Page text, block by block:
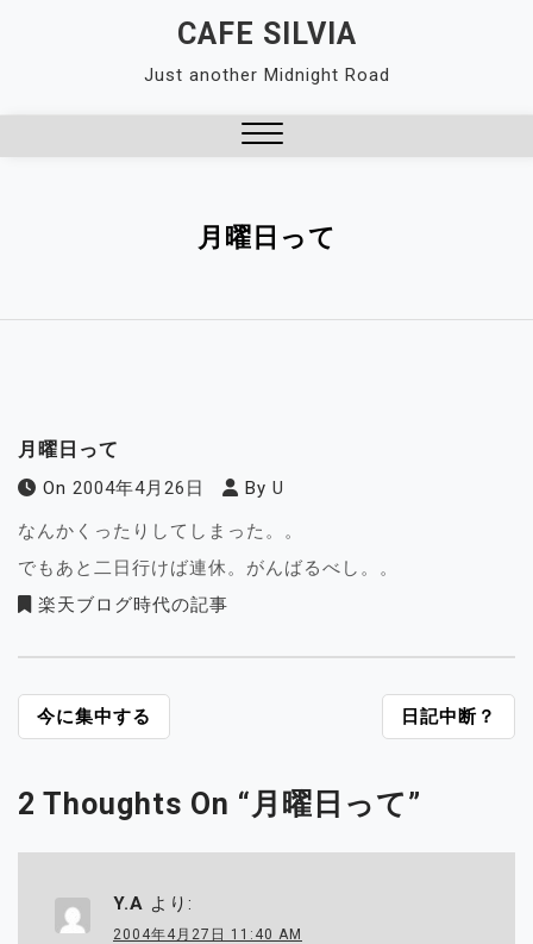
CAFE SILVIA
Just another Midnight Road
月曜日って
月曜日って
On 2004年4月26日 By U
なんかくったりしてしまった。。
でもあと二日行けば連休。がんばるべし。。
楽天ブログ時代の記事
投
稿
ビ
今に集中する 日記中断？
2 Thoughts On “月曜日って”
Y.A より:
2004年4月27日 11:40 AM